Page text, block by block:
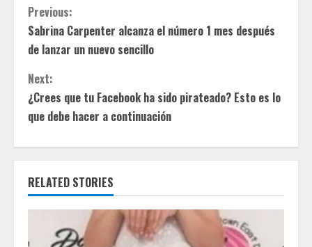
C
o
n
t
i
u
Previous:
Sabrina Carpenter alcanza el número 1 mes después
de lanzar un nuevo sencillo
Next:
¿Crees que tu Facebook ha sido pirateado? Esto es lo
que debe hacer a continuación
RELATED STORIES